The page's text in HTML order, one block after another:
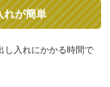
れが簡単
し入れにかかる時間で